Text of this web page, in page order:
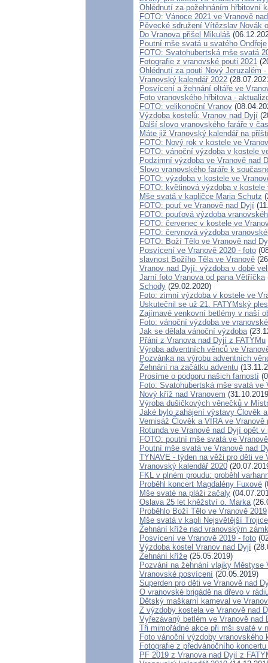
Ohlédnutí za požehnáním hřbitovní
FOTO: Vánoce 2021 ve Vranově
Pěvecké sdružení Vítězslav Novák
Do Vranova přišel Mikuláš
Poutní mše svatá u svatého Ondřeje
FOTO: Svatohubertská mše svatá
Fotografie z vranovské pouti 2021
Ohlédnutí za pouti Nový Jeruzalém -
Vranovský kalendář 2022
Posvícení a žehnání oltáře ve
Foto vranovského hřbitova -
FOTO: velikonoční Vranov
Výzdoba kostelů: Vranov nad Dyjí
Další slovo vranovského faráře v
Máte již Vranovský kalendář na
FOTO: Nový rok v kostele ve
FOTO: vánoční výzdoba v kostele
Podzimní výzdoba ve Vranově nad
Slovo vranovského faráře k
FOTO: výzdoba v kostele ve
FOTO: květinová výzdoba v
Mše svatá v kapličce Maria Schutz
FOTO: pouť ve Vranově nad Dyjí
FOTO: pouťová výzdoba
FOTO: červenec v kostele ve
FOTO: červnová výzdoba
FOTO: Boží Tělo ve Vranově nad
Posvícení ve Vranově 2020 - foto
slavnost Božího Těla ve Vranově
Vranov nad Dyjí: výzdoba v době
Jarní foto Vranova od pana Větříčka
Schody (29.02.2020)
Foto: zimní výzdoba v kostele ve
Uskutečnil se už 21. FATYMský ples
Zajímavé venkovní betlémy v naší
Foto: vánoční výzdoba ve
Jak se dělala vánoční výzdoba
Přání z Vranova nad Dyjí z FATYMu
Výroba adventních věnců ve
Pozvánka na výrobu adventních
Žehnání na začátku adventu
Prosíme o podporu našich farností
Foto: Svatohubertská mše svatá ve
Nový kříž nad Vranovem
Výroba dušičkových věnečků v
Jaké bylo zahájení výstavy Člověk
Vernisáž Člověk a VÍRA ve Vranově
Rotunda ve Vranově nad Dyjí opět v
FOTO: poutní mše svatá ve
Poutní mše svatá ve Vranově nad
TYNAVE - týden na věži pro děti ve
Vranovský kalendář 2020
FKL v plném proudu: proběhl
Proběhl koncert Magdalény Fuxové
Mše svaté na pláži začaly
Oslava 25 let kněžství o. Marka
Proběhlo Boží Tělo ve Vranově 2019
Mše svatá v kapli Nejsvětější
Žehnání kříže nad vranovským
Posvícení ve Vranově 2019 - foto
Výzdoba kostel Vranov nad Dyjí
Žehnání kříže (25.05.2019)
Pozvání na žehnání vlajky
Vranovské posvícení (20.05.2019)
Superden pro děti ve Vranově nad
O vranovské brigádě na dřevo v
Dětský maškarní karneval ve
Z výzdoby kostela ve Vranově nad
Vyřezávaný betlém ve Vranově nad
Tři mimořádné akce při mši svaté v
Foto vánoční výzdoby vranovského
Fotografie z předvánočního
PF 2019 z Vranova nad Dyjí z